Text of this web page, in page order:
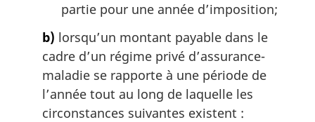
partie pour une année d’imposition;
b) lorsqu’un montant payable dans le
cadre d’un régime privé d’assurance-
maladie se rapporte à une période de
l’année tout au long de laquelle les
circonstances suivantes existent :